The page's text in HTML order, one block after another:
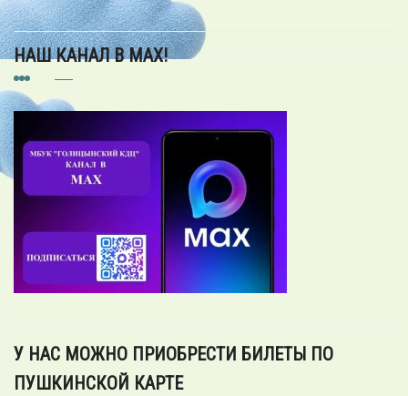
НАШ КАНАЛ В MAX!
У НАС МОЖНО ПРИОБРЕСТИ БИЛЕТЫ ПО
ПУШКИНСКОЙ КАРТЕ